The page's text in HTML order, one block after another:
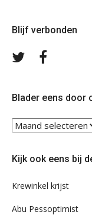
Blijf verbonden
Volg
Blader eens door
Blader
eens
ons
Kijk ook eens bij
Krewinkel krijst
Abu Pessoptimist